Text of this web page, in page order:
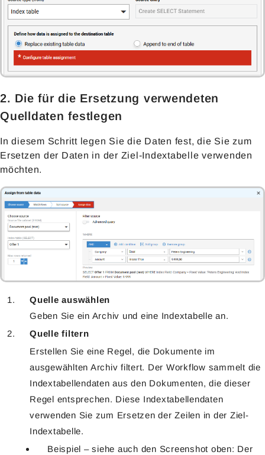
2. Die für die Ersetzung verwendeten
Quelldaten festlegen
In diesem Schritt legen Sie die Daten fest, die Sie zum
Ersetzen der Daten in der Ziel-Indextabelle verwenden
möchten.
Quelle auswählen
Geben Sie ein Archiv und eine Indextabelle an.
Quelle filtern
Erstellen Sie eine Regel, die Dokumente im
ausgewählten Archiv filtert. Der Workflow sammelt die
Indextabellendaten aus den Dokumenten, die dieser
Regel entsprechen. Diese Indextabellendaten
verwenden Sie zum Ersetzen der Zeilen in der Ziel-
Indextabelle.
Beispiel – siehe auch den Screenshot oben: Der